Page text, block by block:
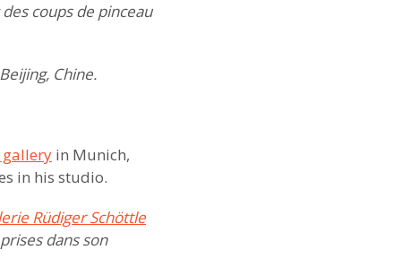
coups de pinceau
Chine.
gallery in Munich,
in his studio.
Rüdiger Schöttle
dans son